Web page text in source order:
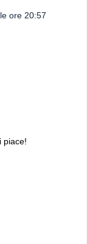
ore 20:57
piace!